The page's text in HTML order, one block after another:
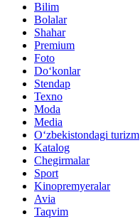
Bilim
Bolalar
Shahar
Premium
Foto
Do‘konlar
Stendap
Texno
Moda
Media
O‘zbekistondagi turizm
Katalog
Chegirmalar
Sport
Kinopremyeralar
Avia
Taqvim